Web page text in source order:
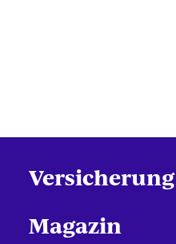
Versicherung
Magazin